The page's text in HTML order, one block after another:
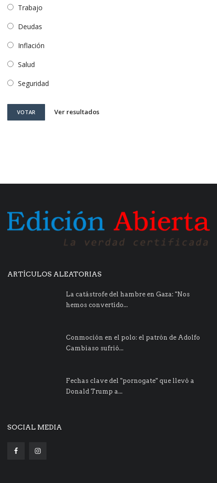
Trabajo
Deudas
Inflación
Salud
Seguridad
VOTAR Ver resultados
ARTÍCULOS ALEATORIAS
La catástrofe del hambre en Gaza: "Nos
hemos convertido...
Conmoción en el polo: el patrón de Adolfo
Cambiaso sufrió...
Fechas clave del "pornogate" que llevó a
Donald Trump a...
SOCIAL MEDIA